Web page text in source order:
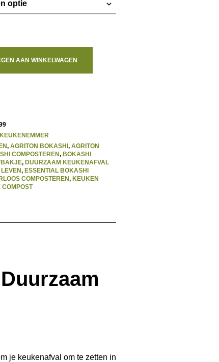
AAN WINKELWAGEN
KEUKENEMMER
, AGRITON BOKASHI , AGRITON
COMPOSTEREN, BOKASHI
, DUURZAAM KEUKENAFVAL
, ESSENTIAL BOKASHI
COMPOSTEREN, KEUKEN
je keukenafval om te zetten in